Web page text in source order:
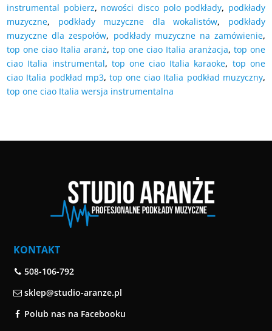
instrumental pobierz, nowości disco polo podkłady, podkłady
muzyczne, podkłady muzyczne dla wokalistów, podkłady
muzyczne dla zespołów, podkłady muzyczne na zamówienie,
top one ciao Italia aranż, top one ciao Italia aranżacja, top one
ciao Italia instrumental, top one ciao Italia karaoke, top one
ciao Italia podkład mp3, top one ciao Italia podkład muzyczny,
top one ciao Italia wersja instrumentalna
KONTAKT
508-106-792
sklep@studio-aranze.pl
Polub nas na Facebooku